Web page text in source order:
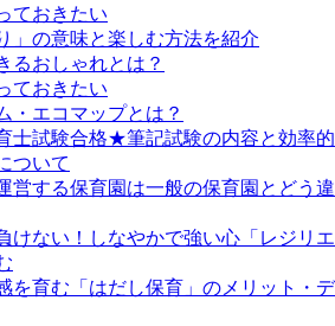
ておきたい
」の意味と楽しむ方法を紹介
るおしゃれとは？
ておきたい
・エコマップとは？
士試験合格★筆記試験の内容と効率的
ついて
営する保育園は一般の保育園とどう違
けない！しなやかで強い心「レジリエ
を育む「はだし保育」のメリット・デ